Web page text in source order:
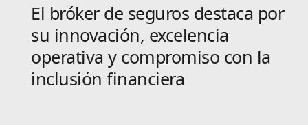
El bróker de seguros destaca por
su innovación, excelencia
operativa y compromiso con la
inclusión financiera